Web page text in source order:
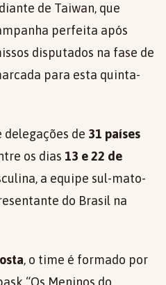
de Taiwan, que
perfeita após
disputados na fase de
para esta quinta-
delegações de 31 países
os dias 13 e 22 de
a equipe sul-mato-
do Brasil na
, o time é formado por
“Os Meninos do